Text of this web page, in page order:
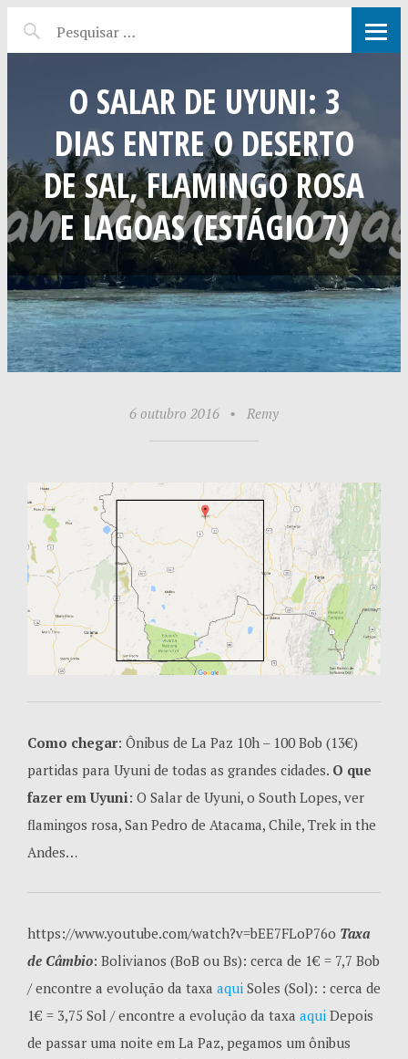
O SALAR DE UYUNI: 3
DIAS ENTRE O DESERTO
DE SAL, FLAMINGO ROSA
E LAGOAS (ESTÁGIO 7)
6 outubro 2016 • Remy
Como chegar: Ônibus de La Paz 10h – 100 Bob (13€)
partidas para Uyuni de todas as grandes cidades. O que
fazer em Uyuni: O Salar de Uyuni, o South Lopes, ver
flamingos rosa, San Pedro de Atacama, Chile, Trek in the
Andes…
https://www.youtube.com/watch?v=bEE7FLoP76o Taxa
de Câmbio: Bolivianos (BoB ou Bs): cerca de 1€ = 7,7 Bob
/ encontre a evolução da taxa aquiSoles (Sol): : cerca de
1€ = 3,75 Sol / encontre a evolução da taxa aquiDepois
de passar uma noite em La Paz, pegamos um ônibus